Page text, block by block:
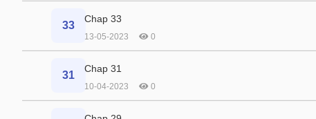
33
Chap 33
13-05-2023 0
31
Chap 31
10-04-2023 0